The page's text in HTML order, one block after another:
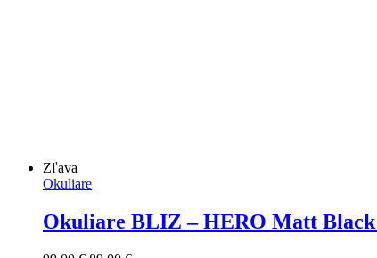
Zľava
Okuliare
Okuliare BLIZ – HERO Matt